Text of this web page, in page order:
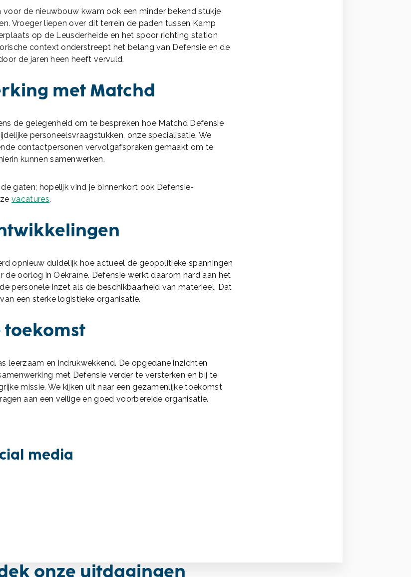
voor de nieuwbouw kwam ook een minder bekend stukje
Vroeger liepen over dit terrein de paden tussen Kamp
op de Leusderheide en het spoor richting station
context onderstreept het belang van Defensie en de
de jaren heen heeft vervuld.
met Matchd
de gelegenheid om te bespreken hoe Matchd Defensie
personeelsvraagstukken, onze specialisatie. We
contactpersonen vervolgafspraken gemaakt om te
kunnen samenwerken.
gaten; hopelijk vind je binnenkort ook Defensie-
vacatures.
opnieuw duidelijk hoe actueel de geopolitieke spanningen
de oorlog in Oekraïne. Defensie werkt daarom hard aan het
personele inzet als de beschikbaarheid van materieel. Dat
een sterke logistieke organisatie.
toekomst
leerzaam en indrukwekkend. De opgedane inzichten
met Defensie verder te versterken en bij te
missie. We kijken uit naar een gezamenlijke toekomst
aan een veilige en goed voorbereide organisatie.
media
onze uitdagingen